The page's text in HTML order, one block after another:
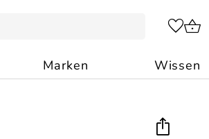
Marken Wissen